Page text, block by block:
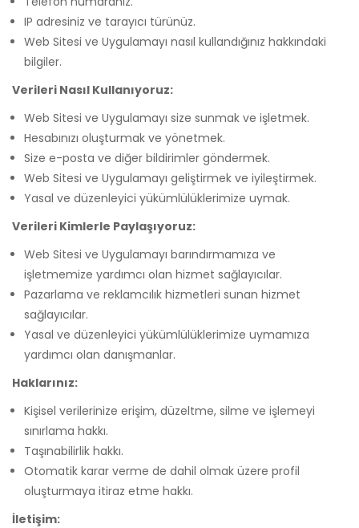
IP adresiniz ve tarayıcı türünüz.
Web Sitesi ve Uygulamayı nasıl kullandığınız hakkındaki
bilgiler.
Verileri Nasıl Kullanıyoruz:
Web Sitesi ve Uygulamayı size sunmak ve işletmek.
Hesabınızı oluşturmak ve yönetmek.
Size e-posta ve diğer bildirimler göndermek.
Web Sitesi ve Uygulamayı geliştirmek ve iyileştirmek.
Yasal ve düzenleyici yükümlülüklerimize uymak.
Verileri Kimlerle Paylaşıyoruz:
Web Sitesi ve Uygulamayı barındırmamıza ve
işletmemize yardımcı olan hizmet sağlayıcılar.
Pazarlama ve reklamcılık hizmetleri sunan hizmet
sağlayıcılar.
Yasal ve düzenleyici yükümlülüklerimize uymamıza
yardımcı olan danışmanlar.
Haklarınız:
Kişisel verilerinize erişim, düzeltme, silme ve işlemeyi
sınırlama hakkı.
Taşınabilirlik hakkı.
Otomatik karar verme de dahil olmak üzere profil
oluşturmaya itiraz etme hakkı.
İletişim: